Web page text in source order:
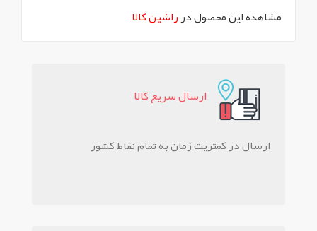
مشاهده این محصول درراشین کالا
ارسال سريع کالا
ارسال در کمتریت زمان به تمام نقاط کشور